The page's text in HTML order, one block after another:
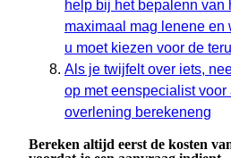
help bij het bepalenn van
maximaal mag lenene en
u moet kiezen voor de
Als je twijfelt over iets,
op met eenspecialist voor
overlening berekeneng
Bereken altijd eerst de kosten